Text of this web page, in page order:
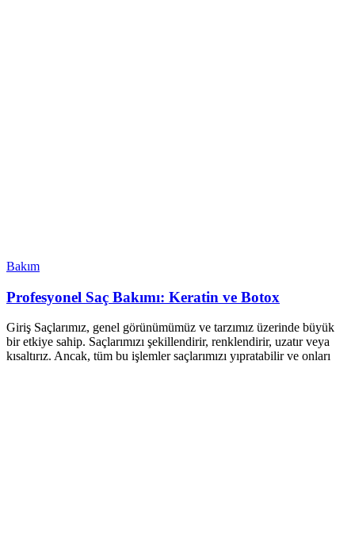
Bakım
Profesyonel Saç Bakımı: Keratin ve Botox
Giriş Saçlarımız, genel görünümümüz ve tarzımız üzerinde büyük
bir etkiye sahip. Saçlarımızı şekillendirir, renklendirir, uzatır veya
kısaltırız. Ancak, tüm bu işlemler saçlarımızı yıpratabilir ve onları